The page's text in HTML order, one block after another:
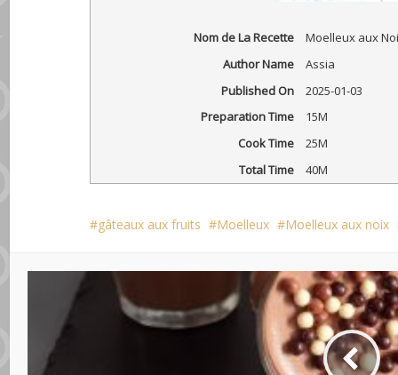
Nom de La Recette
Moelleux aux
Author Name
Assia
Published On
2025-01-03
Preparation Time
15M
Cook Time
25M
Total Time
40M
gâteaux aux fruits Moelleux Moelleux aux noix